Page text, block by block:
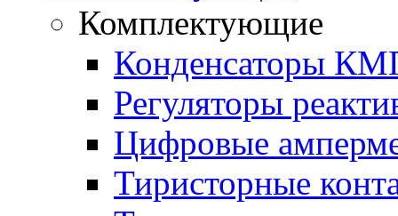
Комплектующие
Конденсаторы
Регуляторы
Цифровые
Тиристорные